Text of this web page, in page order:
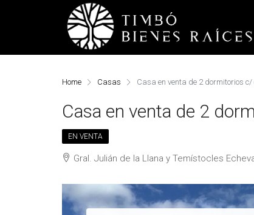
Home Casas Casa en venta de 2 dormitorios c/
Casa en venta de 2
EN VENTA
Gral. Julián de la Llana y Temístocles